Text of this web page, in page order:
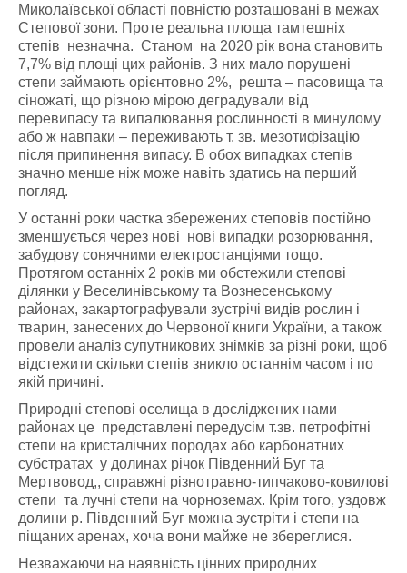
Миколаївської області повністю розташовані в межах
Степової зони. Проте реальна площа тамтешніх
степів незначна. Станом на 2020 рік вона становить
7,7% від площі цих районів. З них мало порушені
степи займають орієнтовно 2%, решта – пасовища та
сіножаті, що різною мірою деградували від
перевипасу та випалювання рослинності в минулому
або ж навпаки – переживають т. зв. мезотифізацію
після припинення випасу. В обох випадках степів
значно менше ніж може навіть здатись на перший
погляд.
У останні роки частка збережених степовів постійно
зменшується через нові нові випадки розорювання,
забудову сонячними електростанціями тощо.
Протягом останніх 2 років ми обстежили степові
ділянки у Веселинівському та Вознесенському
районах, закартографували зустрічі видів рослин і
тварин, занесених до Червоної книги України, а також
провели аналіз супутникових знімків за різні роки, щоб
відстежити скільки степів зникло останнім часом і по
якій причині.
Природні степові оселища в досліджених нами
районах це представлені передусім т.зв. петрофітні
степи на кристалічних породах або карбонатних
субстратах у долинах річок Південний Буг та
Мертвовод,, справжні різнотравно-типчаково-ковилові
степи та лучні степи на чорноземах. Крім того, уздовж
долини р. Південний Буг можна зустріти і степи на
піщаних аренах, хоча вони майже не збереглися.
Незважаючи на наявність цінних природних